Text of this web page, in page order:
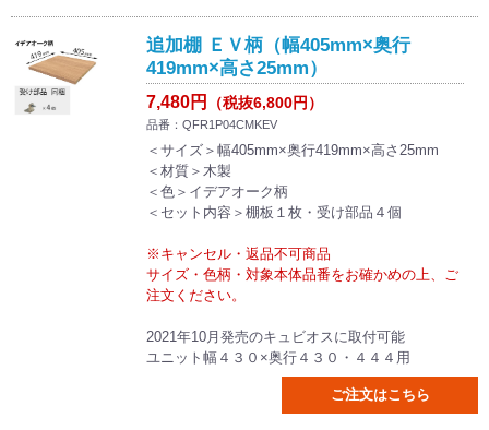
追加棚 ＥＶ柄（幅405mm×奥行
419mm×高さ25mm）
7,480円 （税抜6,800円）
品番：QFR1P04CMKEV
＜サイズ＞幅405mm×奥行419mm×高さ25mm
＜材質＞木製
＜色＞イデアオーク柄
＜セット内容＞棚板１枚・受け部品４個
※キャンセル・返品不可商品
サイズ・色柄・対象本体品番をお確かめの上、ご
注文ください。
2021年10月発売のキュビオスに取付可能
ユニット幅４３０×奥行４３０・４４４用
ご注文はこちら